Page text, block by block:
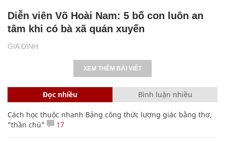
GIA ĐÌNH
Diễn viên Võ Hoài Nam: 5 bố con luôn an
tâm khi có bà xã quán xuyến
XEM THÊM BÀI VIẾT
Đọc nhiều Bình luận nhiều
Cách học thuộc nhanh Bảng công thức lượng giác bằng thơ,
"thần chú"
17